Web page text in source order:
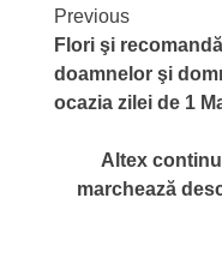
Continue
Reading
Previous
Flori şi
doamnelor şi
ocazia zilei de 1
Altex
marchează